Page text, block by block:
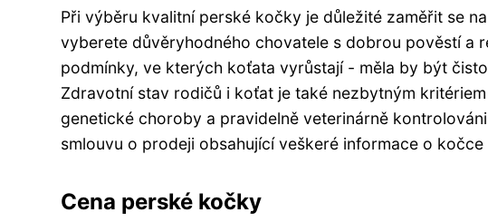
Při výběru kvalitní perské kočky je důležité zaměřit se
vyberete důvěryhodného chovatele s dobrou pověstí a
podmínky, ve kterých koťata vyrůstají - měla by být
Zdravotní stav rodičů i koťat je také nezbytným
genetické choroby a pravidelně veterinárně
smlouvu o prodeji obsahující veškeré informace o
Cena perské kočky